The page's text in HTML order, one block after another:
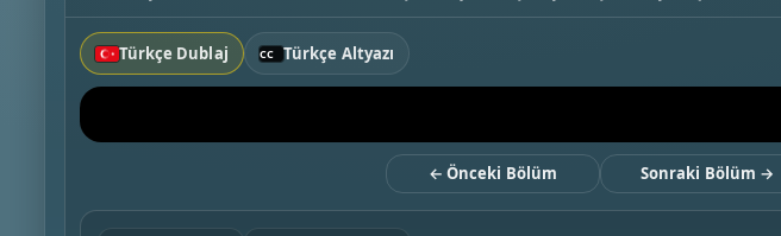
Türkçe Dublaj Türkçe Altyazı
← Önceki Bölüm Sonraki Bölüm →